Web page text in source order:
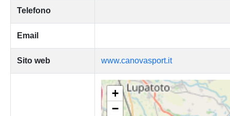
Telefono
Email
Sito web www.canovasport.it
+
−